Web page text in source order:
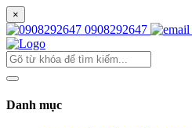
×
0908292647
Danh mục